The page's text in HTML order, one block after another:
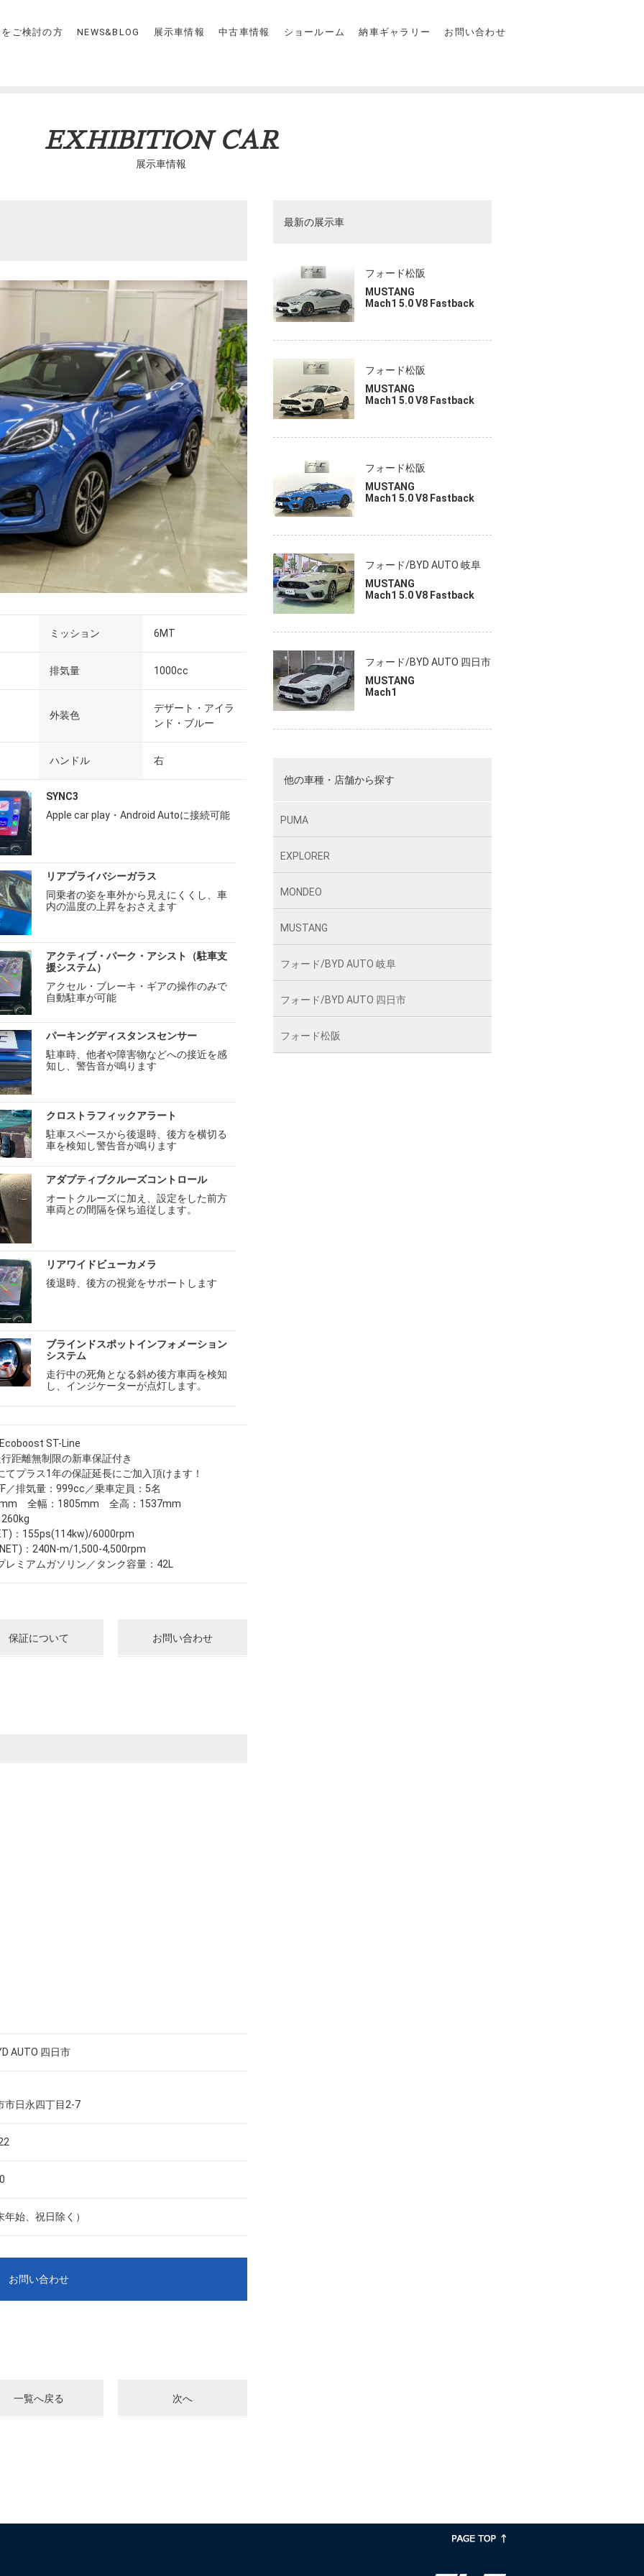
ご検討の方 NEWS&BLOG 展示車情報 中古車情報 ショールーム 納車ギャラリー お問い合わせ
EXHIBITION CAR
展示車情報
ミッション 6MT
排気量 1000cc
外装色
デザート・アイラ
ンド・ブルー
ハンドル 右
SYNC3
Apple car play・Android Autoに接続可能
リアプライバシーガラス
同乗者の姿を車外から見えにくくし、車
内の温度の上昇をおさえます
アクティブ・パーク・アシスト（駐車支
援システム）
アクセル・ブレーキ・ギアの操作のみで
自動駐車が可能
パーキングディスタンスセンサー
駐車時、他者や障害物などへの接近を感
知し、警告音が鳴ります
クロストラフィックアラート
駐車スペースから後退時、後方を横切る
車を検知し警告音が鳴ります
アダプティブクルーズコントロール
オートクルーズに加え、設定をした前方
車両との間隔を保ち追従します。
リアワイドビューカメラ
後退時、後方の視覚をサポートします
ブラインドスポットインフォメーション
システム
走行中の死角となる斜め後方車両を検知
し、インジケーターが点灯します。
ST-Line
距離無制限の新車保証付き
プラス1年の保証延長にご加入頂けます！
／排気量：999cc／乗車定員：5名
全幅：1805mm 全高：1537mm
：155ps(114kw)/6000rpm
：240N-m/1,500-4,500rpm
レミアムガソリン／タンク容量：42L
保証について お問い合わせ
AUTO 四日市
市日永四丁目2-7
始、祝日除く）
お問い合わせ
一覧へ戻る 次へ
最新の展示車
フォード松阪
MUSTANG
Mach1 5.0 V8 Fastback
フォード松阪
MUSTANG
Mach1 5.0 V8 Fastback
フォード松阪
MUSTANG
Mach1 5.0 V8 Fastback
フォード/BYD AUTO 岐阜
MUSTANG
Mach1 5.0 V8 Fastback
フォード/BYD AUTO 四日市
MUSTANG
Mach1
他の車種・店舗から探す
PUMA
EXPLORER
MONDEO
MUSTANG
フォード/BYD AUTO 岐阜
フォード/BYD AUTO 四日市
フォード松阪